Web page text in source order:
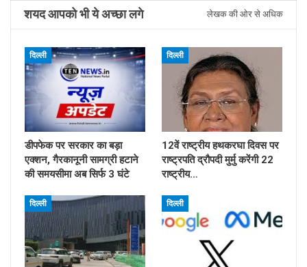
शयद आपको भी ये अच्छा लगे लेखक की ओर से अधिक
दिल्ली
डीपफेक पर सरकार का बड़ा
एक्शन, गैरकानूनी सामग्री हटाने
की समयसीमा अब सिर्फ 3 घंटे
दिल्ली
12वें राष्ट्रीय हथकरघा दिवस पर
राष्ट्रपति द्रौपदी मुर्मु करेंगी 22
राष्ट्रीय…
दिल्ली दिल्ली